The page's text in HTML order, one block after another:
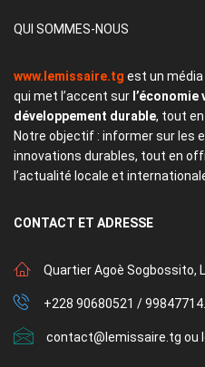
QUI SOMMES-NOUS
www.lemissaire.tg est un média
qui met l’accent sur
développement durable, tout
Notre objectif : informer sur les
innovations durables, tout en
l’actualité locale et
CONTACT ET ADRESSE
Quartier Agoè Sogbossito,
+228 90680521 / 99847714.
contact@lemissaire.tg ou